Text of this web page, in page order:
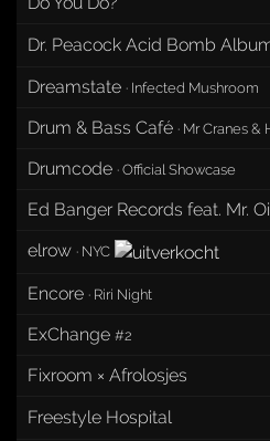
Dr. Peacock Acid Bomb
Dreamstate · Infected Mushroom
Drum & Bass Café · Mr Cranes &
Drumcode ·Official Showcase
Ed Banger Records feat. Mr.
elrow · NYC
Encore · Riri Night
ExChange #2
Fixroom × Afrolosjes
Freestyle Hospital